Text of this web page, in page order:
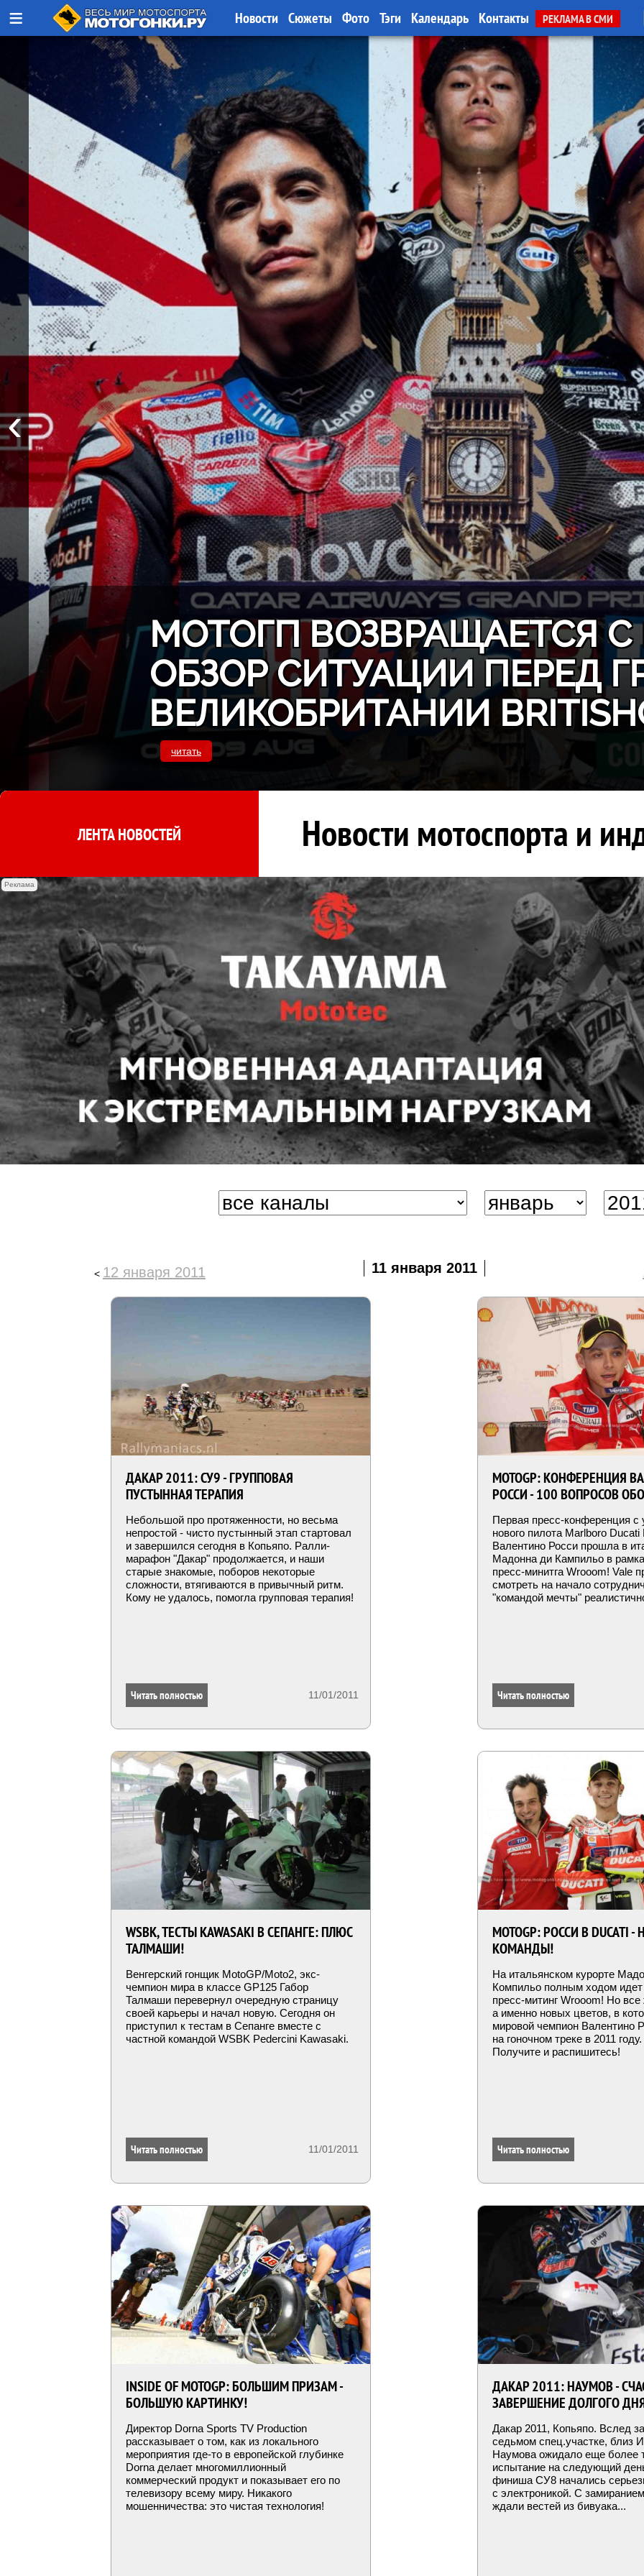
≡ Новости Сюжеты Фото Тэги Календарь Контакты РЕКЛАМА В СМИ
‹
МОТОГП ВОЗВРАЩАЕТСЯ С
ОБЗОР СИТУАЦИИ ПЕРЕД
ВЕЛИКОБРИТАНИИ
читать
ЛЕНТА НОВОСТЕЙ Новости мотоспорта и
Реклама
< 12 января 2011 11 января 2011
ДАКАР 2011: СУ9 - ГРУППОВАЯ
ПУСТЫННАЯ ТЕРАПИЯ
Небольшой про протяженности, но весьма
непростой - чисто пустынный этап стартовал
и завершился сегодня в Копьяпо. Ралли-
марафон "Дакар" продолжается, и наши
старые знакомые, поборов некоторые
сложности, втягиваются в привычный ритм.
Кому не удалось, помогла групповая терапия!
11/01/2011
Читать полностью
MOTOGP: КОНФЕРЕНЦИЯ
РОССИ - 100 ВОПРОСОВ
Первая пресс-конференция с
нового пилота Marlboro Ducati
Валентино Росси прошла в
Мадонна ди Кампильо в
пресс-минитга Wrooom! Vale
смотреть на начало
"командой мечты"
Читать полностью
WSBK, ТЕСТЫ KAWASAKI В СЕПАНГЕ: ПЛЮС
ТАЛМАШИ!
Венгерский гонщик MotoGP/Moto2, экс-
чемпион мира в классе GP125 Габор
Талмаши перевернул очередную страницу
своей карьеры и начал новую. Сегодня он
приступил к тестам в Сепанге вместе с
частной командой WSBK Pedercini Kawasaki.
11/01/2011
Читать полностью
MOTOGP: РОССИ В DUCATI
КОМАНДЫ!
На итальянском курорте
Компильо полным ходом
пресс-митинг Wrooom! Но все
а именно новых цветов, в
мировой чемпион Валентино
на гоночном треке в 2011
Получите и распишитесь!
Читать полностью
INSIDE OF MOTOGP: БОЛЬШИМ ПРИЗАМ -
БОЛЬШУЮ КАРТИНКУ!
Директор Dorna Sports TV Production
рассказывает о том, как из локального
мероприятия где-то в европейской глубинке
Dorna делает многомиллионный
коммерческий продукт и показывает его по
телевизору всему миру. Никакого
мошенничества: это чистая технология!
ДАКАР 2011: НАУМОВ -
ЗАВЕРШЕНИЕ ДОЛГОГО
Дакар 2011, Копьяпо. Вслед
седьмом спец.участке, близ
Наумова ожидало еще более
испытание на следующий
финиша СУ8 начались
с электроникой. С
ждали вестей из бивуака...